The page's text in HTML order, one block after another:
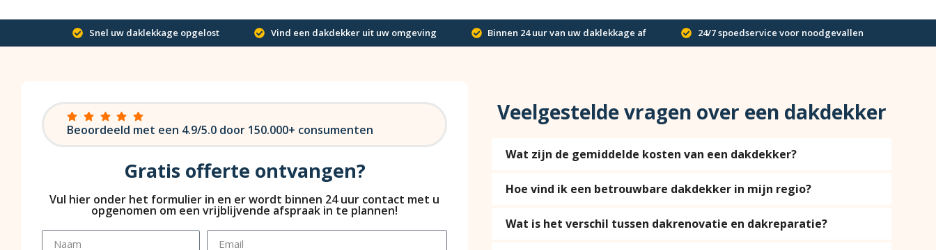
Snel uw daklekkage opgelost Vind een dakdekker uit uw omgeving Binnen 24 uur van uw daklekkage af 24/7 spoedservice voor noodgevallen
Beoordeeld met een 4.9/5.0 door 150.000+ consumenten
Gratis offerte ontvangen?
Vul hier onder het formulier in en er wordt binnen 24 uur contact met u
opgenomen om een vrijblijvende afspraak in te plannen!
Veelgestelde vragen over een dakdekker
Wat zijn de gemiddelde kosten van een dakdekker?
Hoe vind ik een betrouwbare dakdekker in mijn regio?
Wat is het verschil tussen dakrenovatie en dakreparatie?